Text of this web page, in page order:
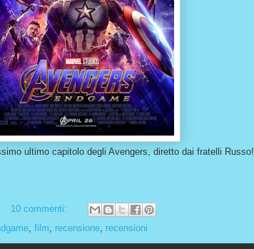
ultimo capitolo degli Avengers, diretto dai fratelli Russo!
10 commenti:
film recensione recensioni